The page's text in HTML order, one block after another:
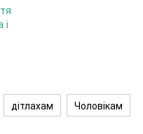
дітлахам
Чоловікам